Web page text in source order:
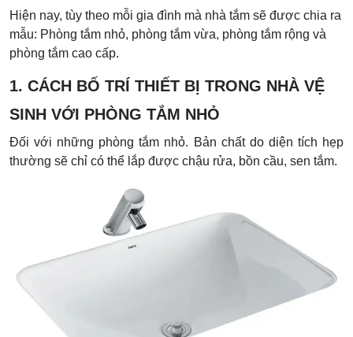
Hiện nay, tùy theo mỗi gia đình mà nhà tắm sẽ được chia ra
mẫu: Phòng tắm nhỏ, phòng tắm vừa, phòng tắm rộng và
phòng tắm cao cấp.
1. CÁCH BỐ TRÍ THIẾT BỊ TRONG NHÀ VỆ
SINH VỚI PHÒNG TẮM NHỎ
Đối với những phòng tắm nhỏ. Bản chất do diện tích hẹp
thường sẽ chỉ có thể lắp được chậu rửa, bồn cầu, sen tắm.